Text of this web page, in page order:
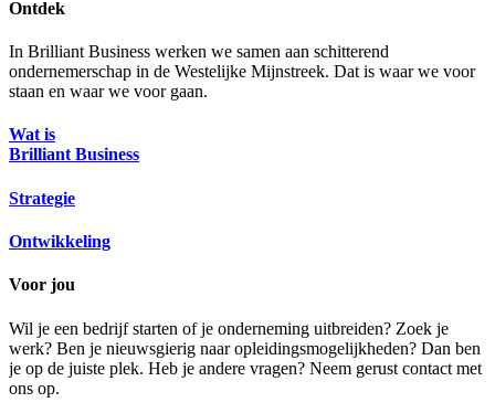
Ontdek
In Brilliant Business werken we samen aan schitterend
ondernemerschap in de Westelijke Mijnstreek. Dat is waar we voor
staan en waar we voor gaan.
Wat is
Brilliant Business
Strategie
Ontwikkeling
Voor jou
Wil je een bedrijf starten of je onderneming uitbreiden? Zoek je
werk? Ben je nieuwsgierig naar opleidingsmogelijkheden? Dan ben
je op de juiste plek. Heb je andere vragen? Neem gerust contact met
ons op.